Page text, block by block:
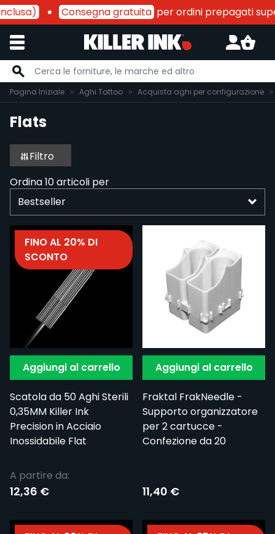
Consegna gratuitaper ordini prepagati
Salta al contenuto
Pagina Iniziale Aghi Tattoo Acquista aghi per configurazione
Flats
Filtro
Ordina10articoli per
Aggiungi al carrello
Scatola da 50 Aghi Sterili
0,35MM Killer Ink
Precision in Acciaio
Inossidabile Flat
FINO AL 20% DI
SCONTO
A partire da:
12,36 €
Aggiungi al carrello
Fraktal FrakNeedle -
Supporto organizzatore
per 2 cartucce -
Confezione da 20
11,40 €